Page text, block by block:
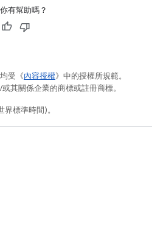
有幫助嗎？
受《內容授權》中的授權所規範。
其關係企業的商標或註冊商標。
標準時間)。